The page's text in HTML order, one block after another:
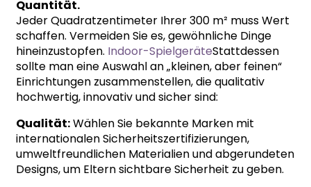
Quantität.
Jeder Quadratzentimeter Ihrer 300 m² muss Wert
schaffen. Vermeiden Sie es, gewöhnliche Dinge
hineinzustopfen. Indoor-SpielgeräteStattdessen
sollte man eine Auswahl an „kleinen, aber feinen“
Einrichtungen zusammenstellen, die qualitativ
hochwertig, innovativ und sicher sind:
Qualität:Wählen Sie bekannte Marken mit
internationalen Sicherheitszertifizierungen,
umweltfreundlichen Materialien und abgerundeten
Designs, um Eltern sichtbare Sicherheit zu geben.